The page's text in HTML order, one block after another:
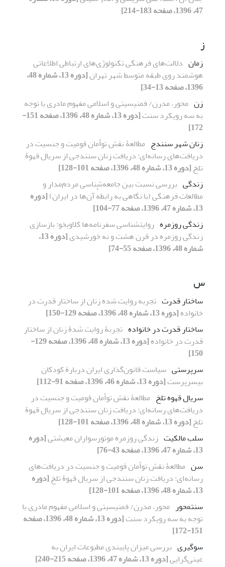
47، 1396، صفحه 183-214]
ز
زمان دلالت‌های فرهنگی تکنولوژی‌های ارتباطی‌ اطلاعاتی
هوشمند روی طبقه متوسط شهر تهران
[دوره 13، شماره 48،
1396، صفحه 13-34]
زن محور، مدرن/ فمنیسیتی و اسلامی مفهوم مادری با توجه
به سه رویکرد سنت
[دوره 13، شماره 48، 1396، صفحه 151-
172]
زنان شهر سنندج مطالعۀ نقش توأمان قومیت و جنسیت در
دریافت‌های رسانه‌ای: دریافت زنان سنندجی از سریال قهوۀ
تلخ[دوره 13، شماره 48، 1396، صفحه 101-128]
زندگی بررسی نسبت بین جامعه‌شناسی مردم‌مدار و
مطالعات فرهنگی (با نگاهی به رابطهٔ آن‌ها در ایران)[دوره
13، شماره 47، 1396، صفحه 77-104]
زندگی روزمره روایت‏شناسی سفرنامه‌ها کلاویخو: بازسازی
زندگی روزمره در قرن هشت و نه خورشیدی
[دوره 13،
شماره 48، 1396، صفحه 55-74]
س
ساختار قدرت تجربه روایت شده زنان از ساختار قدرت در
خانواده[دوره 13، شماره 48، 1396، صفحه 129-150]
ساختار قدرت در خانواده تجربۀ روایت شدۀ زنان از ساختار
قدرت در خانواده
[دوره 13، شماره 48، 1396، صفحه 129-
150]
سرپرستی سیاست قانون‌گذاری ایران دربارة کودکان
بی‏سرپرست[دوره 13، شماره 46، 1396، صفحه 91-112]
سریال قهوه تلخ مطالعۀ نقش توأمان قومیت و جنسیت در
دریافت‌های رسانه‌ای: دریافت زنان سنندجی از سریال قهوۀ
تلخ[دوره 13، شماره 48، 1396، صفحه 101-128]
سلب مالکیت زندگی روزمره موتورسواران معیشتی[دوره
13، شماره 47، 1396، صفحه 43-76]
سن مطالعۀ نقش توأمان قومیت و جنسیت در دریافت‌های
رسانه‌ای: دریافت زنان سنندجی از سریال قهوۀ تلخ[دوره
13، شماره 48، 1396، صفحه 101-128]
سنتمحور محور، مدرن/ فمنیسیتی و اسلامی مفهوم مادری با
توجه به سه رویکرد سنت
[دوره 13، شماره 48، 1396، صفحه
151-172]
سوگیری بررسی میزان پایبندی مطبوعات ایران به
عینی‌گرایی[دوره 13، شماره 47، 1396، صفحه 215-240]